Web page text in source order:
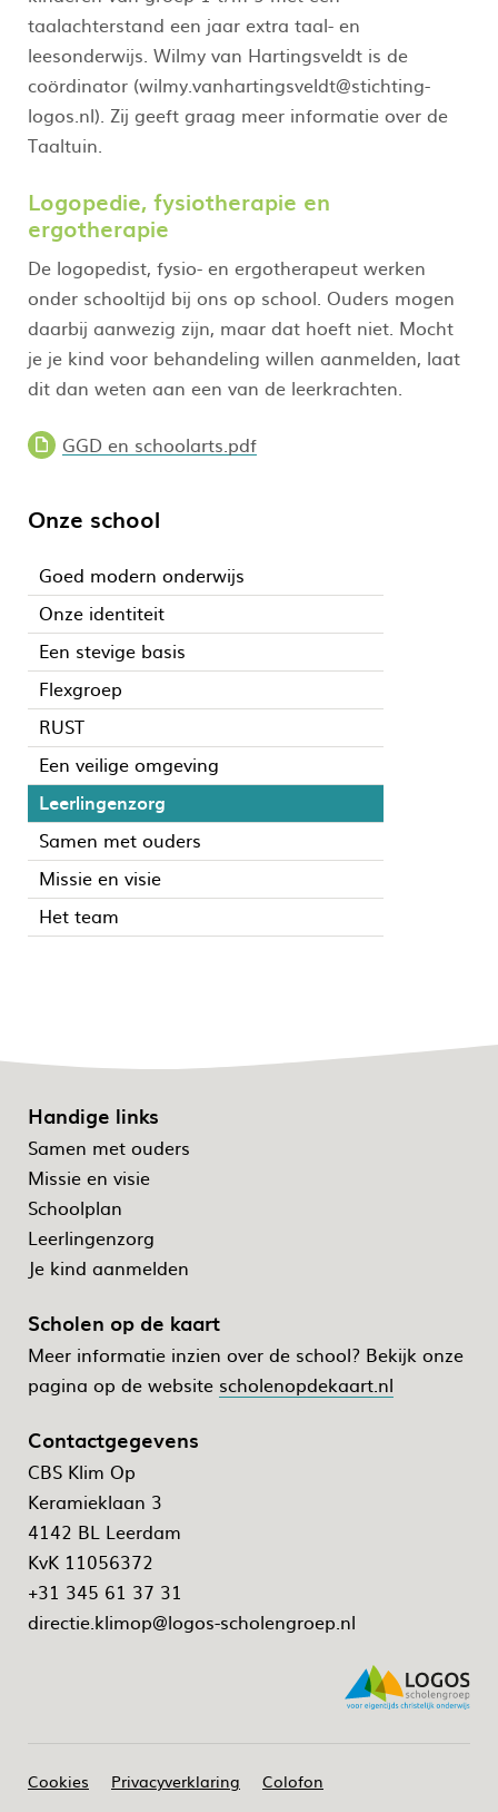
taalachterstand een jaar extra taal- en
leesonderwijs. Wilmy van Hartingsveldt is de
coördinator (wilmy.vanhartingsveldt@stichting-
logos.nl). Zij geeft graag meer informatie over de
Taaltuin.
Logopedie, fysiotherapie en
ergotherapie
De logopedist, fysio- en ergotherapeut werken
onder schooltijd bij ons op school. Ouders mogen
daarbij aanwezig zijn, maar dat hoeft niet. Mocht
je je kind voor behandeling willen aanmelden, laat
dit dan weten aan een van de leerkrachten.
GGD en schoolarts.pdf
Onze school
Goed modern onderwijs
Onze identiteit
Een stevige basis
Flexgroep
RUST
Een veilige omgeving
Leerlingenzorg
Samen met ouders
Missie en visie
Het team
Handige links
Samen met ouders
Missie en visie
Schoolplan
Leerlingenzorg
Je kind aanmelden
Scholen op de kaart
Meer informatie inzien over de school? Bekijk onze
pagina op de website scholenopdekaart.nl
Contactgegevens
CBS Klim Op
Keramieklaan 3
4142 BL Leerdam
KvK 11056372
+31 345 61 37 31
directie.klimop@logos-scholengroep.nl
Cookies Privacyverklaring Colofon